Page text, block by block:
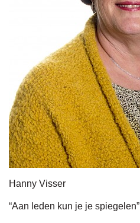
Hanny Visser
“Aan leden kun je je spiegelen”